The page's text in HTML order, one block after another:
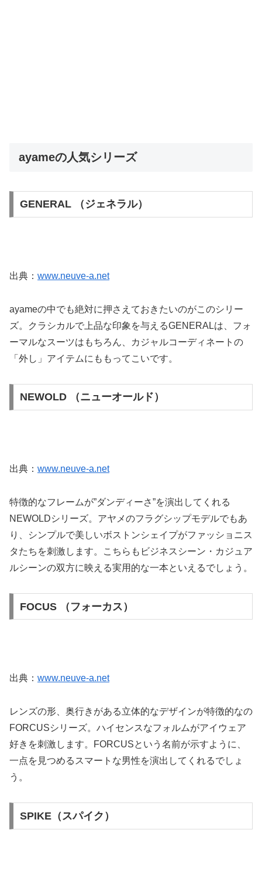
ayameの人気シリーズ
GENERAL （ジェネラル）
出典： www.neuve-a.net
ayameの中でも絶対に押さえておきたいのがこのシリー
ズ。クラシカルで上品な印象を与えるGENERALは、フォ
ーマルなスーツはもちろん、カジャルコーディネートの
「外し」アイテムにももってこいです。
NEWOLD （ニューオールド）
出典： www.neuve-a.net
特徴的なフレームが”ダンディーさ”を演出してくれる
NEWOLDシリーズ。アヤメのフラグシップモデルでもあ
り、シンプルで美しいボストンシェイプがファッショニス
タたちを刺激します。こちらもビジネスシーン・カジュア
ルシーンの双方に映える実用的な一本といえるでしょう。
FOCUS （フォーカス）
出典： www.neuve-a.net
レンズの形、奥行きがある立体的なデザインが特徴的なの
FORCUSシリーズ。ハイセンスなフォルムがアイウェア
好きを刺激します。FORCUSという名前が示すように、
一点を見つめるスマートな男性を演出してくれるでしょ
う。
SPIKE（スパイク）